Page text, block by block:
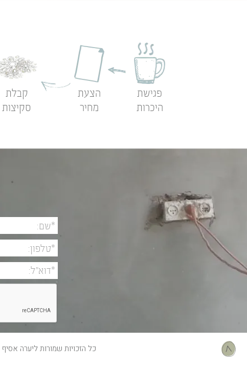
פגישת
היכרות
הצעת
מחיר
קבלת
סקיצות
כל הזכויות שמורות ליערה אסיף